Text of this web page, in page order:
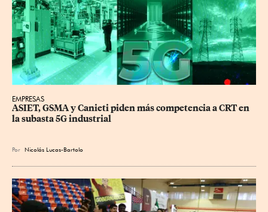
EMPRESAS
ASIET, GSMA y Canieti piden más competencia a CRT en
la subasta 5G industrial
Por Nicolás Lucas-Bartolo